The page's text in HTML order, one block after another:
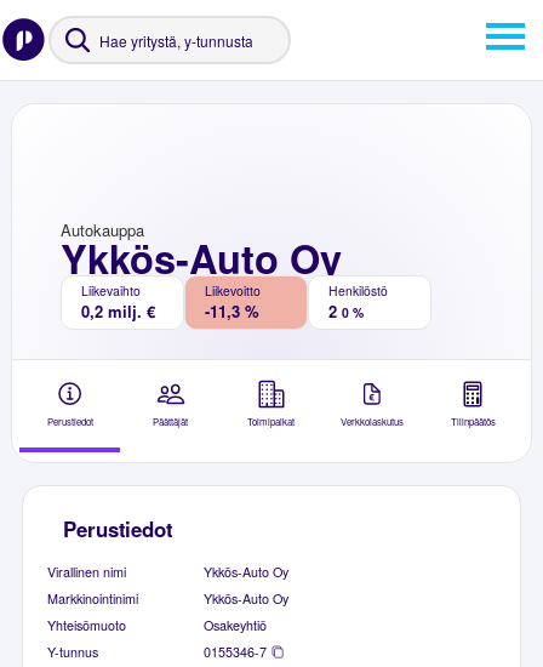
Ykkös-Auto Oy
Autokauppa
Liikevaihto
0,2 milj. €
Liikevoitto
-11,3 %
Henkilöstö
2 0 %
Perustiedot Päättäjät Toimipaikat Verkkolaskutus Tilinpäätös
Perustiedot
Virallinen nimi
Ykkös-Auto Oy
Markkinointinimi
Ykkös-Auto Oy
Yhteisömuoto
Osakeyhtiö
Y-tunnus
0155346-7